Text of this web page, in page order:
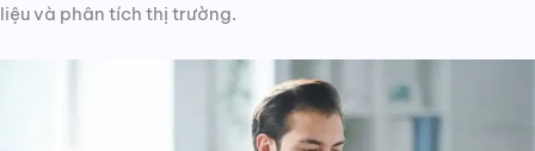
liệu và phân tích thị trường.